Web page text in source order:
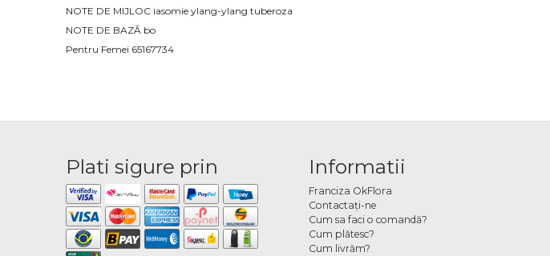
NOTE DE MIJLOC iasomie ylang-ylang tuberoza
NOTE DE BAZĂ bo
Pentru Femei 65167734
Plati sigure prin Informatii
Franciza OkFlora
Contactaţi-ne
Cum sa faci o comandă?
Cum plătesc?
Cum livrăm?